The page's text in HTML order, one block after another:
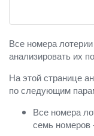
Все номера
анализировать их
На этой странице
по следующим
Все номера
семь номеров